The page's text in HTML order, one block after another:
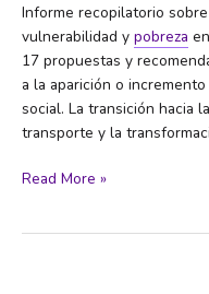
Informe recopilatorio
vulnerabilidad y pobreza
17 propuestas y
a la aparición o
social. La transición hacia la
transporte y la
Vulnerabilidad
Read More »